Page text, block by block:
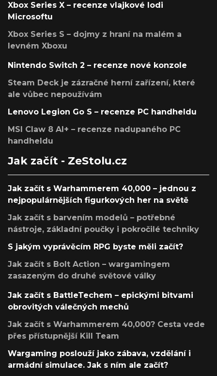
Xbox Series X – recenze vlajkové lodi
Microsoftu
Xbox Series S – dojmy z hraní na malém a
levném Xboxu
Nintendo Switch 2 – recenze nové konzole
Steam Deck je zázračné herní zařízení, které
ale vůbec nepoužívám
Lenovo Legion Go S – recenze PC handheldu
MSI Claw 8 AI+ – recenze nadupaného PC
handheldu
Jak začít - ZeStolu.cz
Jak začít s Warhammerem 40,000 – jednou z
nejpopulárnějších figurkových her na světě
Jak začít s barvením modelů – potřebné
nástroje, základní poučky i pokročilé techniky
S jakým vyprávěcím RPG byste měli začít?
Jak začít s Bolt Action – wargamingem
zasazeným do druhé světové války
Jak začít s BattleTechem – epickými bitvami
obrovitých válečných mechů
Jak začít s Warhammerem 40,000? Cesta vede
přes přístupnější Kill Team
Wargaming poslouží jako zábava, vzdělání i
armádní simulace. Jak s ním ale začít?